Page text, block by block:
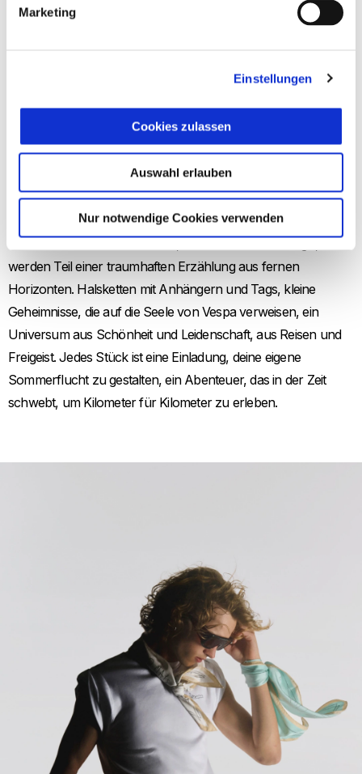
Marketing
Einstellungen
Cookies zulassen
Auswahl erlauben
Nur notwendige Cookies verwenden
Minirock mit Cargotaschen stehen für eine Jugend, die sich
nicht scheut, sich auszudrücken. Ein Anzug ohne
Einschränkungen, eine Leder-Bomberjacke, die mit ihrer
kastenförmigen Passform umhüllt, und Chaps, die an den
wilden Westen erinnern, das geschichtsträchtige Land der
Entdecker.
Hüte und Gürtel mit Schnallen, verziert mit dem V-Logo,
werden Teil einer traumhaften Erzählung aus fernen
Horizonten. Halsketten mit Anhängern und Tags, kleine
Geheimnisse, die auf die Seele von Vespa verweisen, ein
Universum aus Schönheit und Leidenschaft, aus Reisen und
Freigeist. Jedes Stück ist eine Einladung, deine eigene
Sommerflucht zu gestalten, ein Abenteuer, das in der Zeit
schwebt, um Kilometer für Kilometer zu erleben.